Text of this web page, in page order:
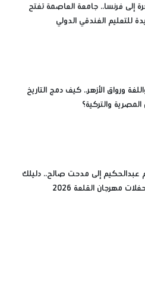
إلى فرنسا.. جامعة العاصمة تفتح
للتعليم الفندقي الدولي
ورواق الأزهر.. كيف دمج التاريخ
المصرية والتركية؟
عبدالحكيم إلى مدحت صالح.. دليلك
مهرجان القلعة 2026